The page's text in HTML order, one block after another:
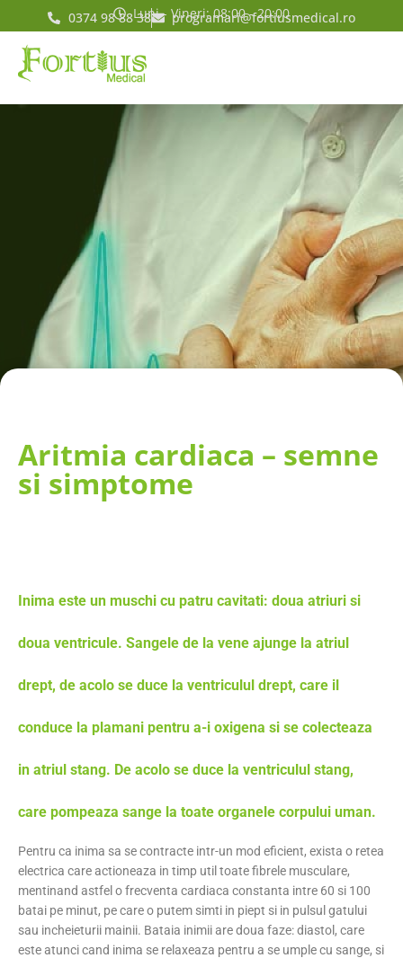
Luni - Vineri: 08:00 - 20:00
0374 98 88 38 programari@fortiusmedical.ro
Aritmia cardiaca – semne
si simptome
Inima este un muschi cu patru cavitati: doua atriuri si
doua ventricule. Sangele de la vene ajunge la atriul
drept, de acolo se duce la ventriculul drept, care il
conduce la plamani pentru a-i oxigena si se colecteaza
in atriul stang. De acolo se duce la ventriculul stang,
care pompeaza sange la toate organele corpului uman.
Pentru ca inima sa se contracte intr-un mod eficient, exista o retea
electrica care actioneaza in timp util toate fibrele musculare,
mentinand astfel o frecventa cardiaca constanta intre 60 si 100
batai pe minut, pe care o putem simti in piept si in pulsul gatului
sau incheieturii mainii. Bataia inimii are doua faze: diastol, care
este atunci cand inima se relaxeaza pentru a se umple cu sange, si